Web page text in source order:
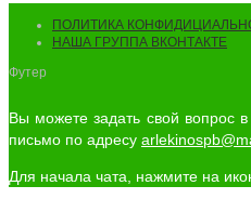
ПОЛИТИКА
НАША ГРУППА ВКОНТАКТЕ
Футер
Вы можете задать свой вопрос
письмо по адресу
Для начала чата, нажмите на